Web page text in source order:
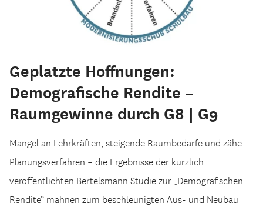
Geplatzte Hoffnungen:
Demografische Rendite –
Raumgewinne durch G8 | G9
Mangel an Lehrkräften, steigende Raumbedarfe und zähe
Planungsverfahren – die Ergebnisse der kürzlich
veröffentlichten Bertelsmann Studie zur „Demografischen
Rendite“ mahnen zum beschleunigten Aus- und Neubau